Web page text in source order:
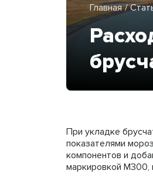
Главная
При укладке
показателями
компонентов и
маркировкой М300,